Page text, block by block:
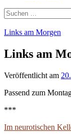
Suchen
nach:
Links am Morgen
Links am
Veröffentlicht am
Passend zum
***
Im neurotischen